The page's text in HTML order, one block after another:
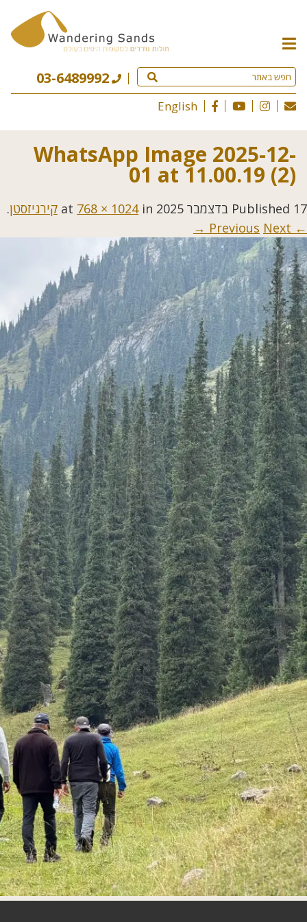
תפריט
האתר
03-6489992
English
WhatsApp Image 2025-12-
01 at 11.00.19 (2)
Published 17 בדצמבר 2025 768 × 1024in קירגיזסטן.
← Previous
Next →